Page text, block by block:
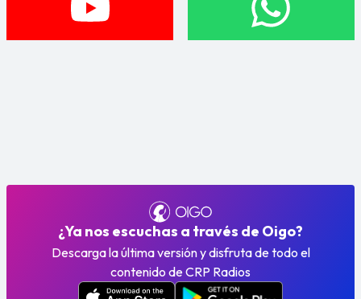
¿Ya nos escuchas a través de Oigo?
Descarga la última versión y disfruta de todo el
contenido de CRP Radios